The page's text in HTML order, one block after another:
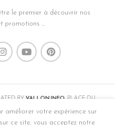
le premier à découvrir nos
promotions ...
BY VALLON.INFO . PLACE DU
DE-TRAVERS.
GÉNÉRALES DE VENTES &
améliorer votre expérience sur
ce site, vous acceptez notre